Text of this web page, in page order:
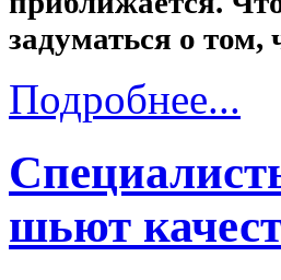
задуматься о том,
Подробнее...
шьют